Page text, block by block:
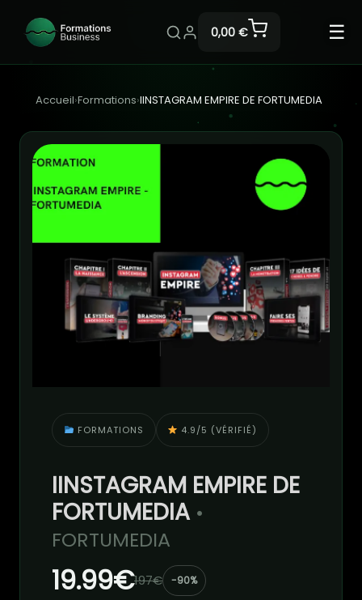
0,00 € ☰
Accueil›Formations›IINSTAGRAM EMPIRE DE FORTUMEDIA
FORMATIONS 4.9/5 (VÉRIFIÉ)
IINSTAGRAM EMPIRE DE
FORTUMEDIA •
FORTUMEDIA
19.99€197€ -90%